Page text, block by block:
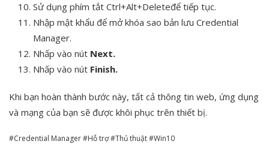
Sử dụng phím tắt Ctrl+Alt+Deleteđể tiếp tục.
Nhập mật khẩu để mở khóa sao bản lưu Credential
Manager.
Nhấp vào nút Next.
Nhấp vào nút Finish.
Khi bạn hoàn thành bước này, tất cả thông tin web, ứng dụng
và mạng của bạn sẽ được khôi phục trên thiết bị.
Credential Manager Hỗ trợ Thủ thuật Win10